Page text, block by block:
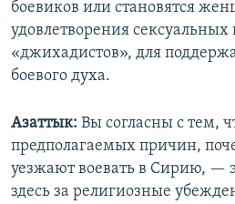
боевиков или становятся
удовлетворения сексуальных
«джихадистов», для
боевого духа.
Азаттык: Вы согласны с тем,
предполагаемых причин,
уезжают воевать в Сирию, —
здесь за религиозные